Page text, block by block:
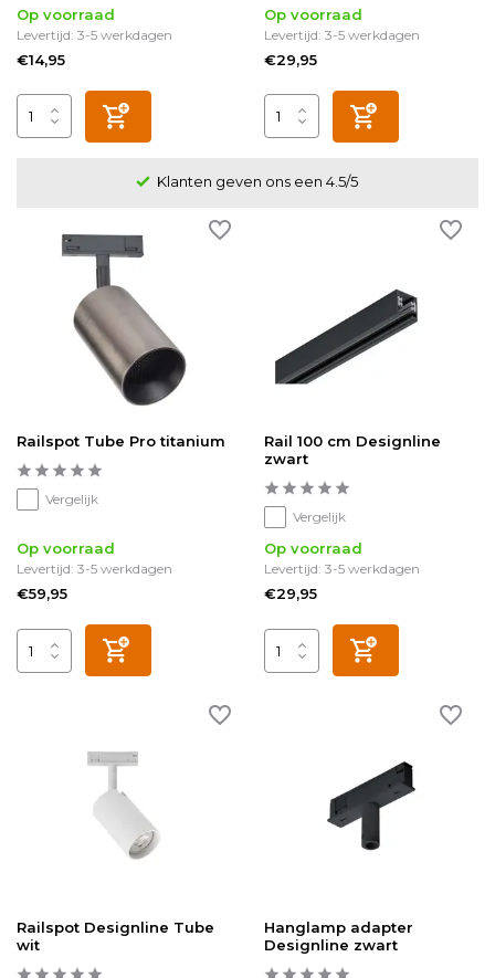
Op voorraad
Levertijd: 3-5 werkdagen
€14,95
Op voorraad
Levertijd: 3-5 werkdagen
€29,95
Klanten geven ons een 4.5/5
Railspot Tube Pro titanium
Vergelijk
Op voorraad
Levertijd: 3-5 werkdagen
€59,95
Rail 100 cm Designline
zwart
Vergelijk
Op voorraad
Levertijd: 3-5 werkdagen
€29,95
Railspot Designline Tube
wit
Hanglamp adapter
Designline zwart